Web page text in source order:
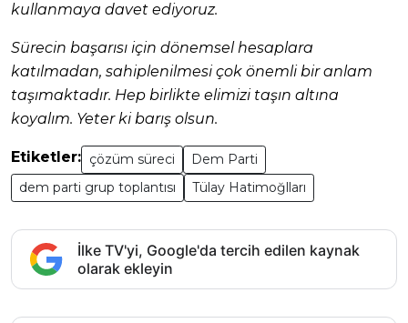
kullanmaya davet ediyoruz.
Sürecin başarısı için dönemsel hesaplara
katılmadan, sahiplenilmesi çok önemli bir anlam
taşımaktadır. Hep birlikte elimizi taşın altına
koyalım. Yeter ki barış olsun.
Etiketler: çözüm süreci
Dem Parti
dem parti grup toplantısı
Tülay Hatimoğlları
İlke TV'yi, Google'da tercih edilen kaynak
olarak ekleyin